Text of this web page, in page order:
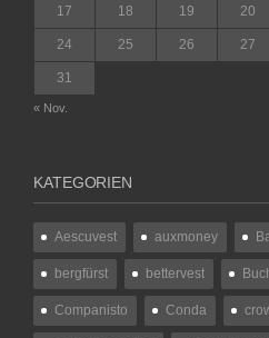
17 18 19 20
24 25 26 27
31
« Nov.
KATEGORIEN
Aescuvest auxmoney
bergfürst bettervest
Companisto Conda